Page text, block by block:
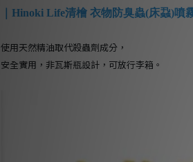
｜Hinoki Life清檜 衣物防臭蟲(床蝨)噴
使用天然精油取代殺蟲劑成分，
安全實用，非瓦斯瓶設計，可放行李箱。